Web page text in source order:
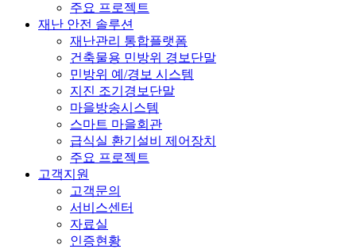
주요 프로젝트
재난 안전 솔루션
재난관리 통합플랫폼
건축물용 민방위 경보단말
민방위 예/경보 시스템
지진 조기경보단말
마을방송시스템
스마트 마을회관
급식실 환기설비 제어장치
주요 프로젝트
고객지원
고객문의
서비스센터
자료실
인증현황